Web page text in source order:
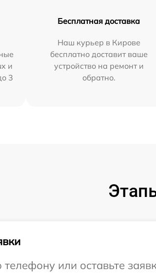
и
3
Бесплатная доставка
Наш курьер в Кирове
бесплатно доставит ваше
устройство на ремонт и
обратно.
или оставьте